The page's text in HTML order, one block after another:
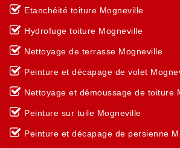
Etanchéité toiture Mogneville
Hydrofuge toiture Mogneville
Nettoyage de terrasse Mogneville
Peinture et décapage de volet
Nettoyage et démoussage de toiture
Peinture sur tuile Mogneville
Peinture et décapage de persienne